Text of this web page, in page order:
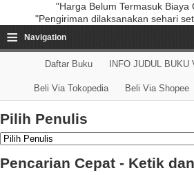
"Harga Belum Termasuk Biaya
"Pengiriman dilaksanakan sehari
≡ Navigation
Daftar Buku INFO JUDUL
Beli Via Tokopedia Beli Via Shopee
Pilih Penulis
Pencarian Cepat - Ketik